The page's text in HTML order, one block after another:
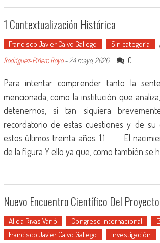
1 Contextualización Histórica
Francisco Javier Calvo Gallego Sin categoría
Rodríguez-Piñero Royo- 24 mayo, 2026 0
Para intentar comprender tanto la
mencionada, como la institución que
detenernos, si tan siquiera
recordatorio de estas cuestiones y de su
estos últimos treinta años. 1.1 El
de la figura Y ello ya que, como también se
Nuevo Encuentro Científico Del
Alicia Rivas Vañó Congreso Internacional
Francisco Javier Calvo Gallego
Investigación